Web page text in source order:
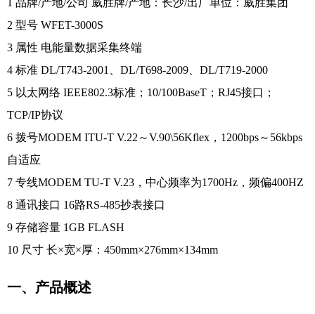
1 品牌/产地/公司 威胜牌/产地：长沙/出厂单位：威胜集团
2 型号 WFET-3000S
3 属性 电能量数据采集终端
4 标准 DL/T743-2001、DL/T698-2009、DL/T719-2000
5 以太网络 IEEE802.3标准；10/100BaseT；RJ45接口；
TCP/IP协议
6 拨号MODEM ITU-T V.22～V.90\56Kflex，1200bps～56kbps
自适应
7 专线MODEM TU-T V.23，中心频率为1700Hz，频偏400HZ
8 通讯接口 16路RS-485抄表接口
9 存储容量 1GB FLASH
10 尺寸 长×宽×厚：450mm×276mm×134mm
一、产品概述